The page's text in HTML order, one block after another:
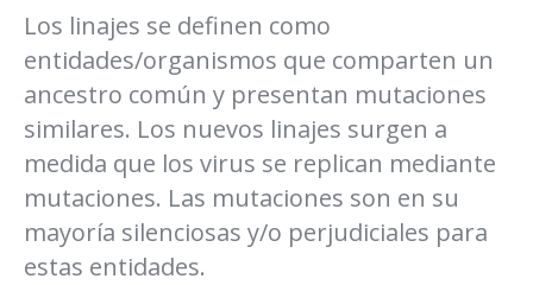
Los linajes se definen como
entidades/organismos que comparten un
ancestro común y presentan mutaciones
similares. Los nuevos linajes surgen a
medida que los virus se replican mediante
mutaciones. Las mutaciones son en su
mayoría silenciosas y/o perjudiciales para
estas entidades.